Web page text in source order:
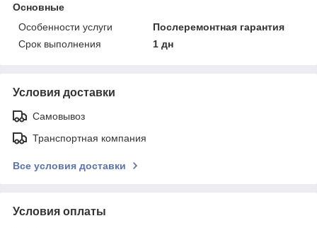
Основные
Особенности услуги
Послеремонтная гарантия
Срок выполнения
1 дн
Условия доставки
Самовывоз
Транспортная компания
Все условия доставки
Условия оплаты